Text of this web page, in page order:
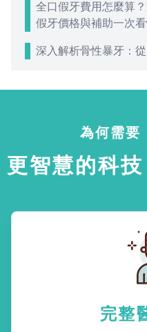
全口假牙費用怎麼算
假牙價格與補助一次
深入解析骨性暴牙：
為何需
更智慧的科
完整